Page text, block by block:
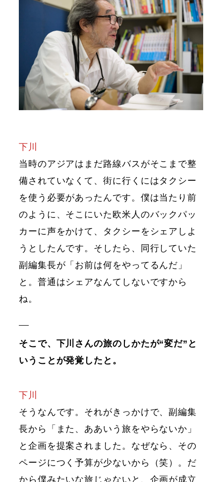
下川
当時のアジアはまだ路線バスがそこまで整
備されていなくて、街に行くにはタクシー
を使う必要があったんです。僕は当たり前
のように、そこにいた欧米人のバックパッ
カーに声をかけて、タクシーをシェアしよ
うとしたんです。そしたら、同行していた
副編集長が「お前は何をやってるんだ」
と。普通はシェアなんてしないですから
ね。
そこで、下川さんの旅のしかたが“変だ”と
いうことが発覚したと。
下川
そうなんです。それがきっかけで、副編集
長から「また、ああいう旅をやらないか」
と企画を提案されました。なぜなら、その
ページにつく予算が少ないから（笑）。だ
から僕みたいな旅じゃないと、企画が成立